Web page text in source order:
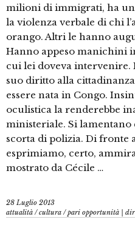
milioni di immigrati, ha
la violenza verbale di chi
orango. Altri le hanno
Hanno appeso manichini
cui lei doveva intervenire.
suo diritto alla
essere nata in Congo.
oculistica la renderebbe
ministeriale. Si
scorta di polizia. Di fronte
esprimiamo, certo,
mostrato da Cécile …
28 Luglio 2013
attualità /cultura /pari opportunità |